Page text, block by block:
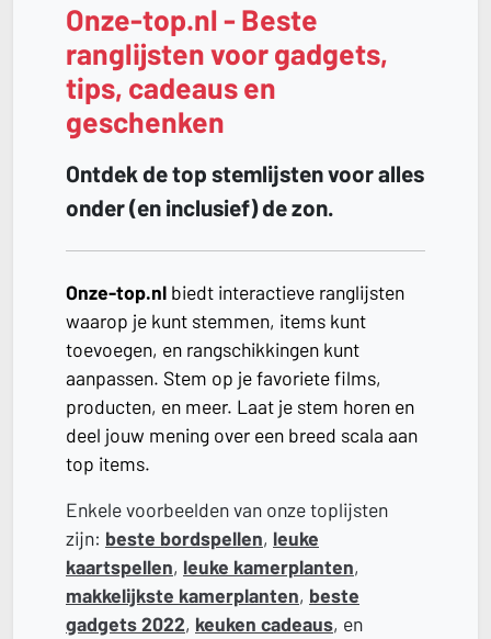
Onze-top.nl - Beste
ranglijsten voor gadgets,
tips, cadeaus en
geschenken
Ontdek de top stemlijsten voor alles
onder (en inclusief) de zon.
Onze-top.nl biedt interactieve ranglijsten
waarop je kunt stemmen, items kunt
toevoegen, en rangschikkingen kunt
aanpassen. Stem op je favoriete films,
producten, en meer. Laat je stem horen en
deel jouw mening over een breed scala aan
top items.
Enkele voorbeelden van onze toplijsten
zijn: beste bordspellen, leuke
kaartspellen, leuke kamerplanten,
makkelijkste kamerplanten, beste
gadgets 2022, keuken cadeaus, en